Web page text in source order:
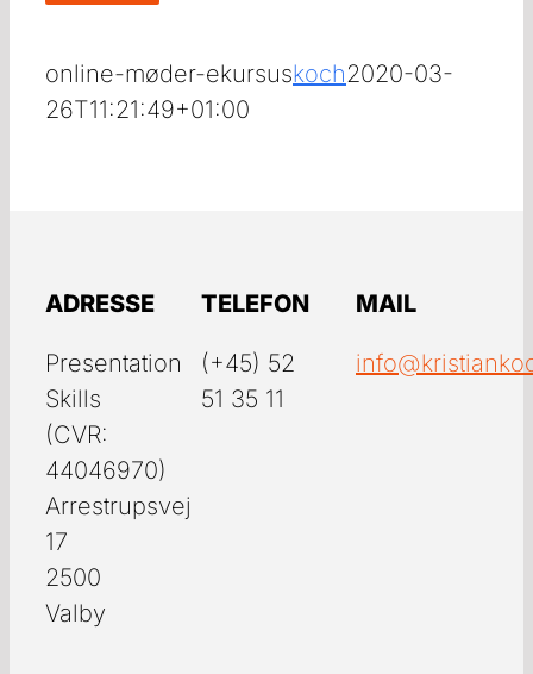
online-møder-ekursuskoch2020-03-
26T11:21:49+01:00
ADRESSE
Presentation
Skills
(CVR:
44046970)
Arrestrupsvej
17
2500
Valby
TELEFON
(+45) 52
51 35 11
MAIL